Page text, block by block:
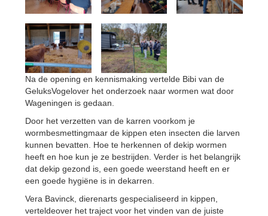
Na de opening en kennismaking vertelde Bibi van de
GeluksVogelover het onderzoek naar wormen wat door
Wageningen is gedaan.
Door het verzetten van de karren voorkom je
wormbesmettingmaar de kippen eten insecten die larven
kunnen bevatten. Hoe te herkennen of dekip wormen
heeft en hoe kun je ze bestrijden. Verder is het belangrijk
dat dekip gezond is, een goede weerstand heeft en er
een goede hygiëne is in dekarren.
Vera Bavinck, dierenarts gespecialiseerd in kippen,
verteldeover het traject voor het vinden van de juiste